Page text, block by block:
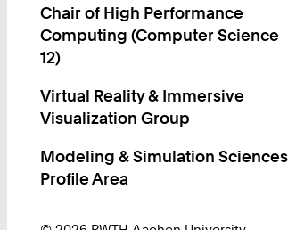
Chair of High Performance
Computing (Computer Science
12)
Virtual Reality & Immersive
Visualization Group
Modeling & Simulation Sciences
Profile Area